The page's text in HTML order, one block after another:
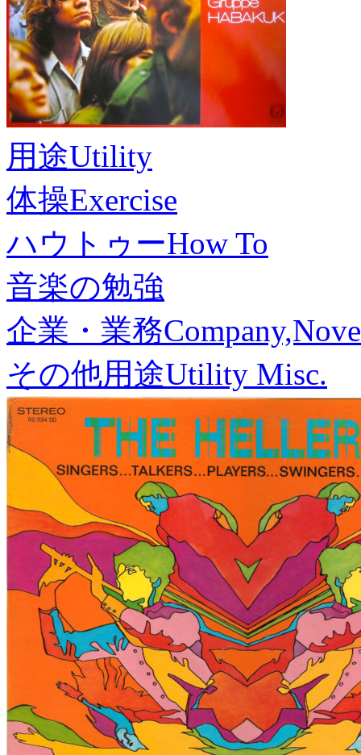
用途Utility
体操Exercise
ハウトゥーHow To
音楽の勉強
企業・業務
その他用途Utility Misc.